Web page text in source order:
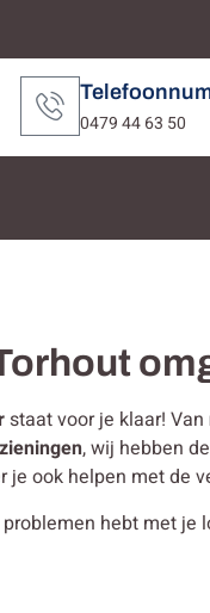
0479 44 63 50
staat voor je klaar! Van
, wij hebben
ook helpen met de
hebt met